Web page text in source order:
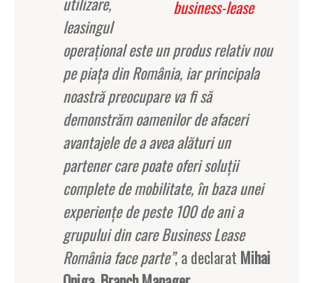
leasingul
operaţional este un produs relativ nou
pe piaţa din România, iar principala
noastră preocupare va fi să
demonstrăm oamenilor de afaceri
avantajele de a avea alături un
partener care poate oferi soluţii
complete de mobilitate, în baza unei
experienţe de peste 100 de ani a
grupului din care Business Lease
România face parte”, a declarat Mihai